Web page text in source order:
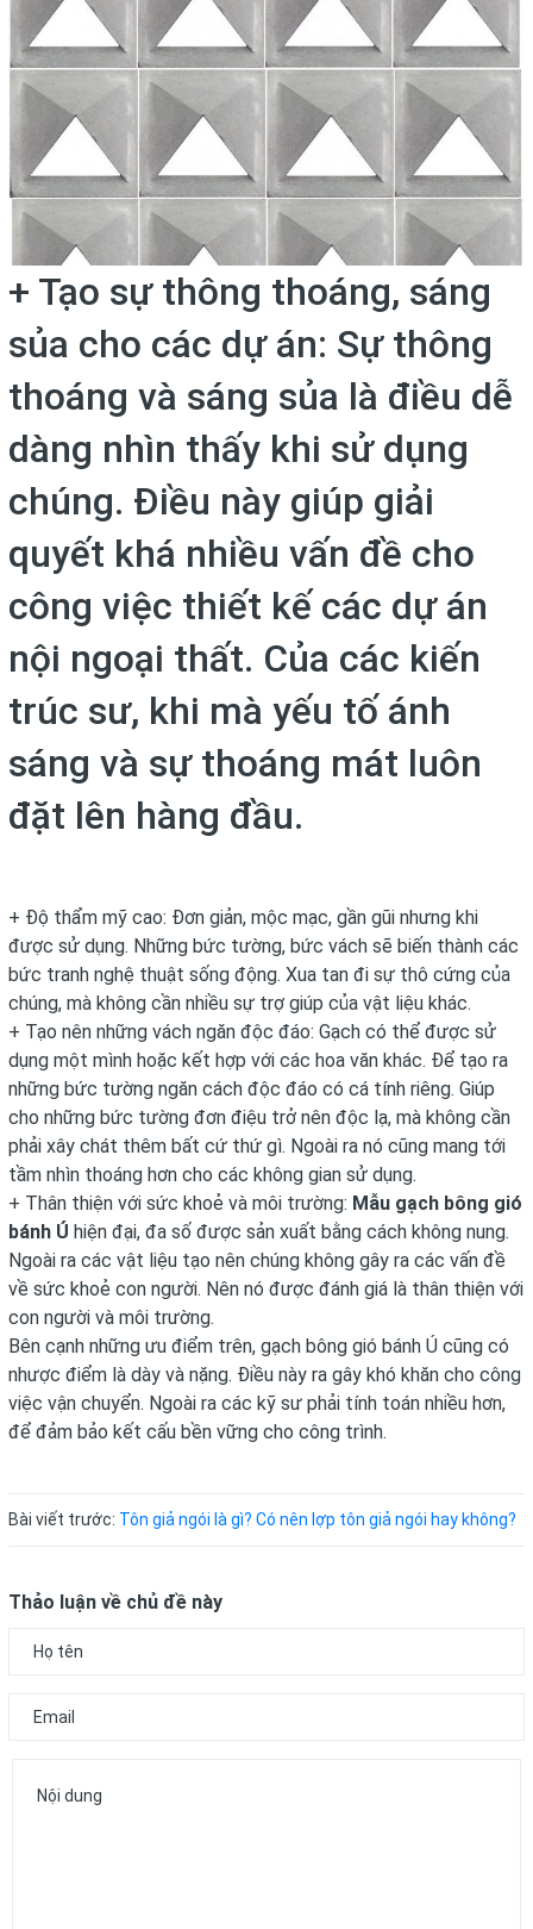
+ Tạo sự thông thoáng, sáng
sủa cho các dự án: Sự thông
thoáng và sáng sủa là điều dễ
dàng nhìn thấy khi sử dụng
chúng. Điều này giúp giải
quyết khá nhiều vấn đề cho
công việc thiết kế các dự án
nội ngoại thất. Của các kiến
trúc sư, khi mà yếu tố ánh
sáng và sự thoáng mát luôn
đặt lên hàng đầu.
+ Độ thẩm mỹ cao: Đơn giản, mộc mạc, gần gũi nhưng khi
được sử dụng. Những bức tường, bức vách sẽ biến thành các
bức tranh nghệ thuật sống động. Xua tan đi sự thô cứng của
chúng, mà không cần nhiều sự trợ giúp của vật liệu khác.
+ Tạo nên những vách ngăn độc đáo: Gạch có thể được sử
dụng một mình hoặc kết hợp với các hoa văn khác. Để tạo ra
những bức tường ngăn cách độc đáo có cá tính riêng. Giúp
cho những bức tường đơn điệu trở nên độc lạ, mà không cần
phải xây chát thêm bất cứ thứ gì. Ngoài ra nó cũng mang tới
tầm nhìn thoáng hơn cho các không gian sử dụng.
+ Thân thiện với sức khoẻ và môi trường: Mẫu gạch bông gió
bánh Ú hiện đại, đa số được sản xuất bằng cách không nung.
Ngoài ra các vật liệu tạo nên chúng không gây ra các vấn đề
về sức khoẻ con người. Nên nó được đánh giá là thân thiện với
con người và môi trường.
Bên cạnh những ưu điểm trên, gạch bông gió bánh Ú cũng có
nhược điểm là dày và nặng. Điều này ra gây khó khăn cho công
việc vận chuyển. Ngoài ra các kỹ sư phải tính toán nhiều hơn,
để đảm bảo kết cấu bền vững cho công trình.
Bài viết trước: Tôn giả ngói là gì? Có nên lợp tôn giả ngói hay không?
Thảo luận về chủ đề này